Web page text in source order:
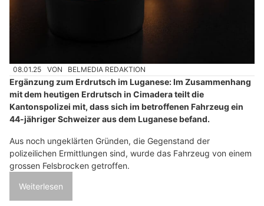
08.01.25 VON BELMEDIA REDAKTION
Ergänzung zum Erdrutsch im Luganese: Im Zusammenhang
mit dem heutigen Erdrutsch in Cimadera teilt die
Kantonspolizei mit, dass sich im betroffenen Fahrzeug ein
44-jähriger Schweizer aus dem Luganese befand.
Aus noch ungeklärten Gründen, die Gegenstand der
polizeilichen Ermittlungen sind, wurde das Fahrzeug von einem
grossen Felsbrocken getroffen.
Weiterlesen